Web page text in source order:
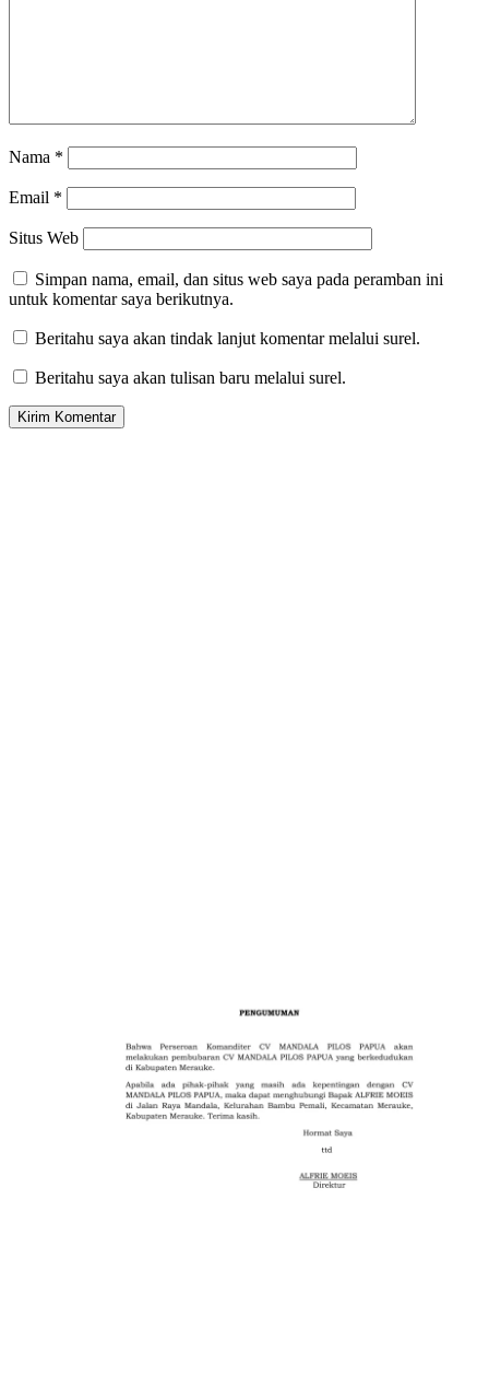
Nama *
Email *
Situs Web
Simpan nama, email, dan situs web saya pada peramban ini
untuk komentar saya berikutnya.
Beritahu saya akan tindak lanjut komentar melalui surel.
Beritahu saya akan tulisan baru melalui surel.